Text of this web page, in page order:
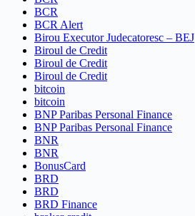
BCR
BCR Alert
Birou Executor Judecatoresc – BEJ
Biroul de Credit
Biroul de Credit
Biroul de Credit
bitcoin
bitcoin
BNP Paribas Personal Finance
BNP Paribas Personal Finance
BNR
BNR
BonusCard
BRD
BRD
BRD Finance